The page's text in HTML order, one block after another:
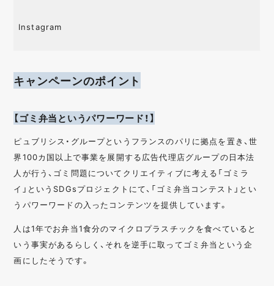
Instagram
キャンペーンのポイント
【ゴミ弁当というパワーワード！】
ピュブリシス・グループというフランスのパリに拠点を置き、世
界100カ国以上で事業を展開する広告代理店グループの日本法
人が行う、ゴミ問題についてクリエイティブに考える「ゴミラ
イ」というSDGsプロジェクトにて、「ゴミ弁当コンテスト」とい
うパワーワードの入ったコンテンツを提供しています。
人は1年でお弁当1食分のマイクロプラスチックを食べていると
いう事実があるらしく、それを逆手に取ってゴミ弁当という企
画にしたそうです。